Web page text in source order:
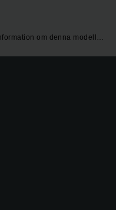
EFG 545k - Hyra truck? Pris & mer information om denna modell | Jungheinrich